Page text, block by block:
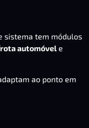
sistema tem módulos
automóvel e
ao ponto em